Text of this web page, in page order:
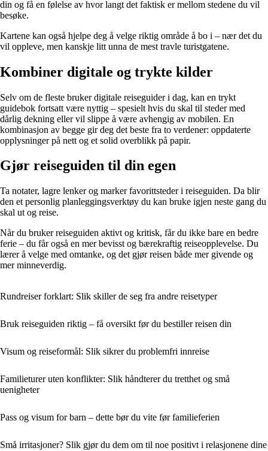
din og få en følelse av hvor langt det faktisk er mellom stedene du vil
besøke.
Kartene kan også hjelpe deg å velge riktig område å bo i – nær det du
vil oppleve, men kanskje litt unna de mest travle turistgatene.
Kombiner digitale og trykte kilder
Selv om de fleste bruker digitale reiseguider i dag, kan en trykt
guidebok fortsatt være nyttig – spesielt hvis du skal til steder med
dårlig dekning eller vil slippe å være avhengig av mobilen. En
kombinasjon av begge gir deg det beste fra to verdener: oppdaterte
opplysninger på nett og et solid overblikk på papir.
Gjør reiseguiden til din egen
Ta notater, lagre lenker og marker favorittsteder i reiseguiden. Da blir
den et personlig planleggingsverktøy du kan bruke igjen neste gang du
skal ut og reise.
Når du bruker reiseguiden aktivt og kritisk, får du ikke bare en bedre
ferie – du får også en mer bevisst og bærekraftig reiseopplevelse. Du
lærer å velge med omtanke, og det gjør reisen både mer givende og
mer minneverdig.
Rundreiser forklart: Slik skiller de seg fra andre reisetyper
Bruk reiseguiden riktig – få oversikt før du bestiller reisen din
Visum og reiseformål: Slik sikrer du problemfri innreise
Familieturer uten konflikter: Slik håndterer du tretthet og små
uenigheter
Pass og visum for barn – dette bør du vite før familieferien
Små irritasjoner? Slik gjør du dem om til noe positivt i relasjonene dine